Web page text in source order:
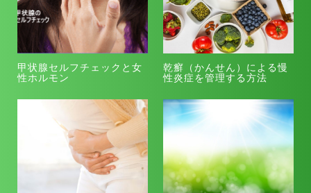
甲状腺セルフチェックと女
性ホルモン
乾癬（かんせん）による慢
性炎症を管理する方法